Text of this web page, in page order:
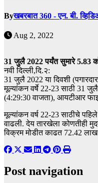
Byखबरबात 360 - एन. बी.
Aug 2, 2022
31 जुलै 2022 पर्यंत सुमारे 5.83
नवी दिल्‍ली,दि.२:
31 जुलै 2022 या दिवशी
मूल्यांकन वर्षे 22-23 साठी 31
(4:29:30 वाजता), आयटीआर
मूल्यांकन वर्ष 22-23 साठीचे
वाढली. देय तारखेला कोणतीही
विक्रम मोडीत काढत 72.42
Post navigation